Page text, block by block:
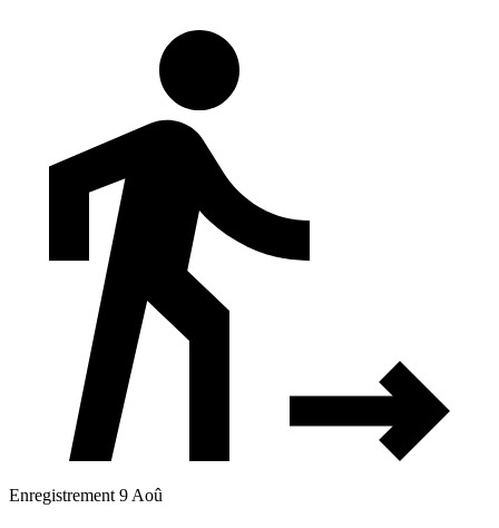
Enregistrement 9 Aoû